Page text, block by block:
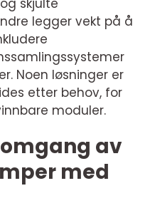
skjulte
legger vekt på å
Noen løsninger er
etter behov, for
moduler.
av
med